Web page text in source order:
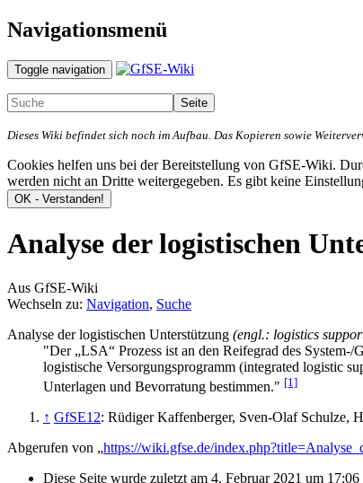
Navigationsmenü
Toggle navigation
Dieses Wiki befindet sich noch im Aufbau. Das Kopieren sowie
Cookies helfen uns bei der Bereitstellung von GfSE-Wiki.
werden nicht an Dritte weitergegeben. Es gibt keine
Analyse der logistischen
Aus GfSE-Wiki
Wechseln zu: Navigation, Suche
Analyse der logistischen Unterstützung (engl.: logistics
"Der „LSA“ Prozess ist an den Reifegrad des
logistische Versorgungsprogramm (integrated logistic
Unterlagen und Bevorratung bestimmen." [1]
↑ GfSE12: Rüdiger Kaffenberger, Sven-Olaf Schulze,
Abgerufen von „https://wiki.gfse.de/
Diese Seite wurde zuletzt am 4. Februar 2021 um